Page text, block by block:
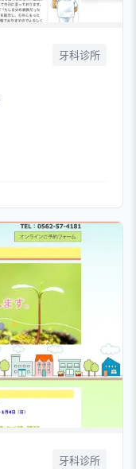
牙科诊所
牙科诊所